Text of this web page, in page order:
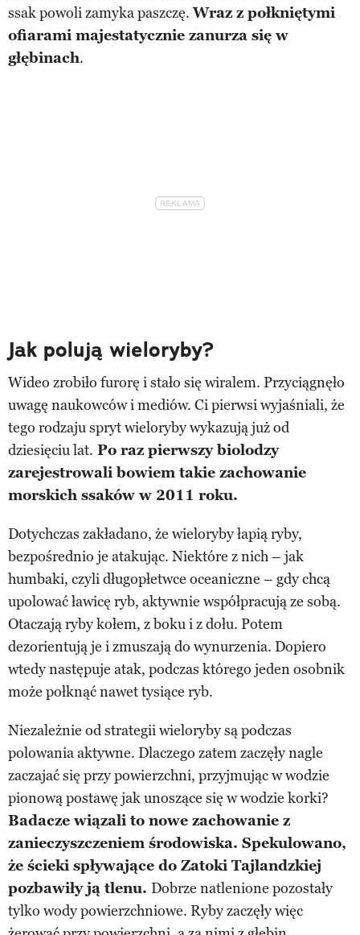
ssak powoli zamyka paszczę.Wraz z połkniętymi
ofiarami majestatycznie zanurza się w
głębinach.
Jak polują wieloryby?
Wideo zrobiło furorę i stało się wiralem. Przyciągnęło
uwagę naukowców i mediów. Ci pierwsi wyjaśniali, że
tego rodzaju spryt wieloryby wykazują już od
dziesięciu lat. Po raz pierwszy biolodzy
zarejestrowali bowiem takie zachowanie
morskich ssaków w 2011 roku.
Dotychczas zakładano, że wieloryby łapią ryby,
bezpośrednio je atakując. Niektóre z nich – jak
humbaki, czyli długopłetwce oceaniczne – gdy chcą
upolować ławicę ryb, aktywnie współpracują ze sobą.
Otaczają ryby kołem, z boku i z dołu. Potem
dezorientują je i zmuszają do wynurzenia. Dopiero
wtedy następuje atak, podczas którego jeden osobnik
może połknąć nawet tysiące ryb.
Niezależnie od strategii wieloryby są podczas
polowania aktywne. Dlaczego zatem zaczęły nagle
zaczajać się przy powierzchni, przyjmując w wodzie
pionową postawę jak unoszące się w wodzie korki?
Badacze wiązali to nowe zachowanie z
zanieczyszczeniem środowiska. Spekulowano,
że ścieki spływające do Zatoki Tajlandzkiej
pozbawiły ją tlenu. Dobrze natlenione pozostały
tylko wody powierzchniowe. Ryby zaczęły więc